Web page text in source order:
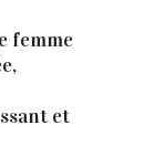
femme
et